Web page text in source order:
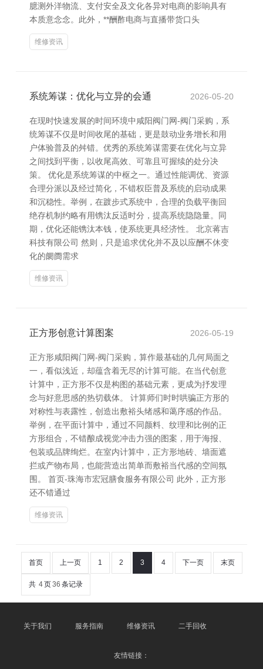
臆测外洋物流、支付安全及文化各异对电商的影响具有
本质意念念。此外，**酬酢电商与直播带货口头
维修资讯
系统筹谋：优化与立异的会通 2026-05-20
在现时快速发展的时间环境中咸阳阀门网-阀门采购，系
统筹谋不仅是时间收尾的基础，更是鼓动业务增长和用
户体验普及的舛错。优秀的系统筹谋需要在优化与立异
之间找到平衡，以收尾高效、可靠且可握续的处分决
策。 优化是系统筹谋的中枢之一。通过性能调优、资源
合理分派以及经过简化，不错权臣普及系统的启动成果
和沉稳性。举例，在踱步式系统中，合理的负载平衡回
绝存机制约略有用镌汰反适时分，提高系统隐隐量。同
期，优化还能镌汰本钱，使系统更具经济性。 北京蒋吉
科技有限公司 然则，只是追求优化并不及以应酬不休变
化的阛阓需求
维修资讯
正方形创意计算图案 2026-05-19
正方形咸阳阀门网-阀门采购，算作最基础的几何局面之
一，看似浅近，却蕴含着无尽的计算可能。在当代创意
计算中，正方形不仅是构图的基础元素，更成为抒发理
念与好意思感的热切载体。 计算师们时时哄骗正方形的
对称性与表露性，创造出敷裕头绪感和蔼序感的作品。
举例，在平面计算中，通过不同颜料、纹理和比例的正
方形组合，不错酿成视觉冲击力强的图案，用于海报、
包装或品牌绚烂。在室内计算中，正方形地砖、墙面遮
拦或产物布局，也能营造出简单而敷裕当代感的空间氛
围。 首页-珠海市宏冠膳食服务有限公司 此外，正方形
还不错通过
维修资讯
首页 上一页 1 2 3 4 下一页 末页
共 4页36 条记录
关于我们 服务指南 维修资讯 二手回收
友情链接：